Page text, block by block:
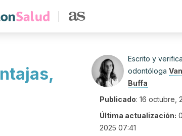
Escrito y
odontóloga
Buffa
Publicado: 16 octubre,
Última actualización:
2025 07:41